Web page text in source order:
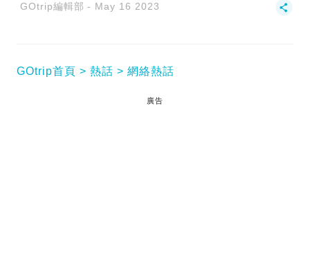
GOtrip編輯部 May 16 2023
GOtrip首頁 熱話 網絡熱話
廣告